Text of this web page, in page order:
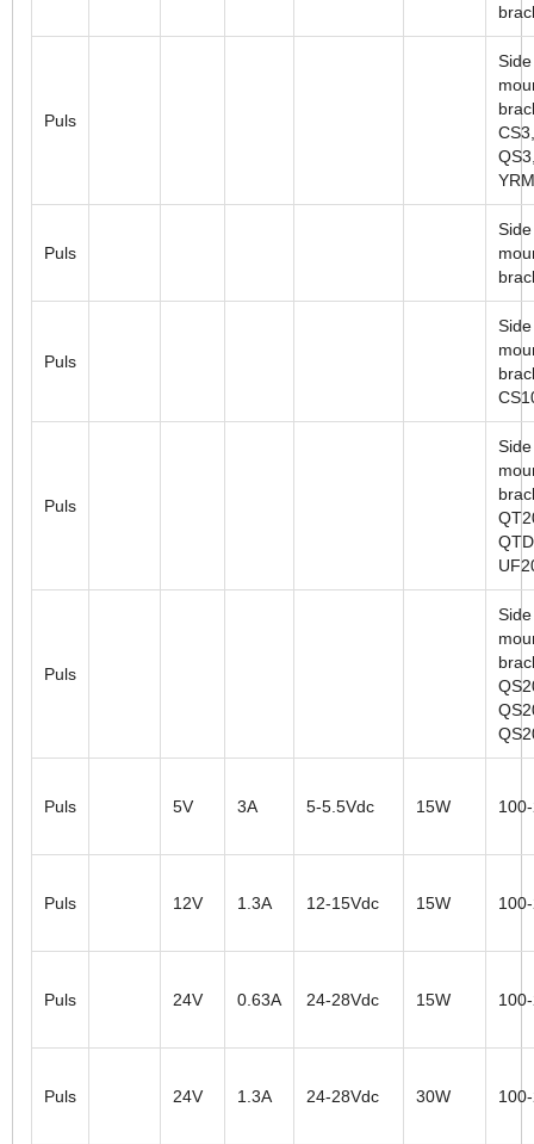
Puls
Side
Puls
Side
Puls
Side
Puls
Side
Puls
Side
Puls 5V 3A 5-5.5Vdc 15W
Puls 12V 1.3A 12-15Vdc 15W
Puls 24V 0.63A 24-28Vdc 15W
Puls 24V 1.3A 24-28Vdc 30W